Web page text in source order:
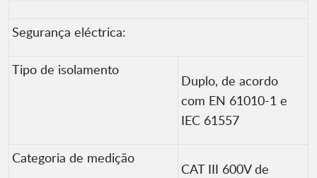
Segurança eléctrica:
Tipo de isolamento
Duplo, de acordo
com EN 61010-1 e
IEC 61557
Categoria de medição
CAT III 600V de